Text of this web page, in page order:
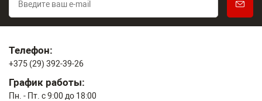
Телефон:
+375 (29) 392-39-26
График работы:
Пн. - Пт. с 9:00 до 18:00